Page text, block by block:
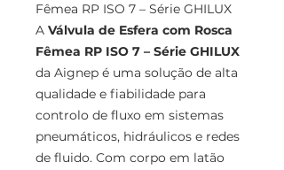
Fêmea RP ISO 7 – Série GHILUX
A Válvula de Esfera com Rosca
Fêmea RP ISO 7 – Série GHILUX
da Aignep é uma solução de alta
qualidade e fiabilidade para
controlo de fluxo em sistemas
pneumáticos, hidráulicos e redes
de fluido. Com corpo em latão